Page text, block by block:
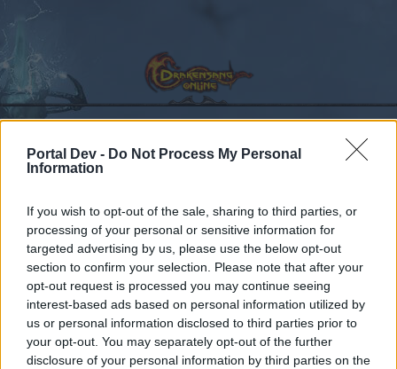
Portal Dev - Do Not Process My Personal
Information
If you wish to opt-out of the sale, sharing to third parties, or
processing of your personal or sensitive information for
targeted advertising by us, please use the below opt-out
section to confirm your selection. Please note that after your
opt-out request is processed you may continue seeing
interest-based ads based on personal information utilized by
us or personal information disclosed to third parties prior to
your opt-out. You may separately opt-out of the further
disclosure of your personal information by third parties on the
Foren ... Gildenvorstellungen Leviathan - Heredur
Mitglieder, denen der Beitrag #116
gefällt
Liebe(r) Forum-Leser/in,
Foren
Letzte Beiträge
Kalender